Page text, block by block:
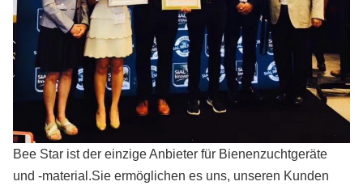
Bee Star ist der einzige Anbieter für Bienenzuchtgeräte
und -material.Sie ermöglichen es uns, unseren Kunden